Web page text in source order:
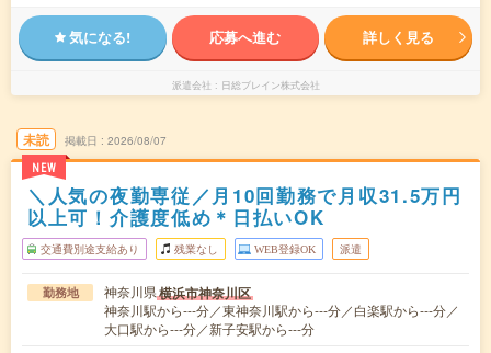
気になる! 応募へ進む 詳しく見る
派遣会社 日総ブレイン株式会社
未読
NEW
掲載日 2026/08/07
＼人気の夜勤専従／月10回勤務で月収31.5万円
以上可！介護度低め＊日払いOK
交通費別途支給あり 残業なし WEB登録OK 派遣
勤務地 神奈川県横浜市神奈川区
神奈川駅から---分／東神奈川駅から---分／白楽駅から---分／
大口駅から---分／新子安駅から---分